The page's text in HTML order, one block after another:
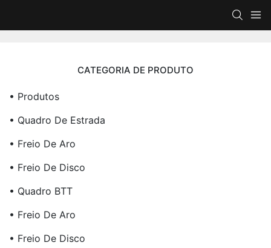
CATEGORIA DE PRODUTO
• Produtos
• Quadro De Estrada
• Freio De Aro
• Freio De Disco
• Quadro BTT
• Freio De Aro
• Freio De Disco